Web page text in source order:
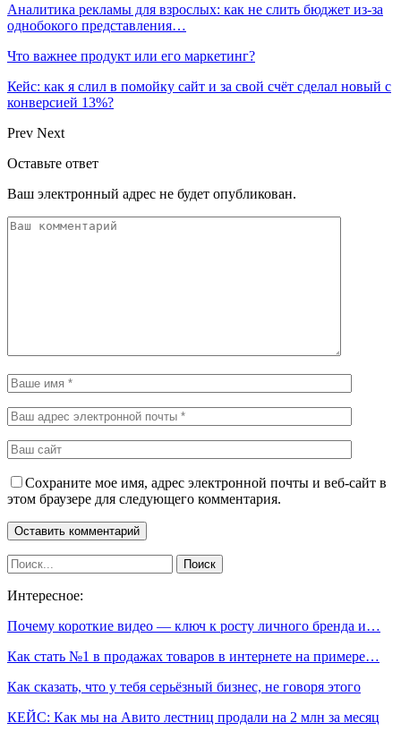
Аналитика рекламы для взрослых: как не слить бюджет из-за
однобокого представления…
Что важнее продукт или его маркетинг?
Кейс: как я слил в помойку сайт и за свой счёт сделал новый с
конверсией 13%?
Prev Next
Оставьте ответ
Ваш электронный адрес не будет опубликован.
Сохраните мое имя, адрес электронной почты и веб-сайт в
этом браузере для следующего комментария.
Интересное:
Почему короткие видео — ключ к росту личного бренда и…
Как стать №1 в продажах товаров в интернете на примере…
Как сказать, что у тебя серьёзный бизнес, не говоря этого
КЕЙС: Как мы на Авито лестниц продали на 2 млн за месяц